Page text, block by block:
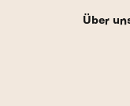
Über